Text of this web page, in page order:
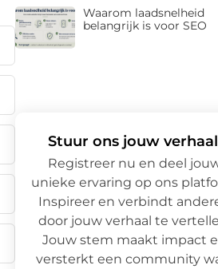
Waarom laadsnelheid
belangrijk is voor SEO
Stuur ons jouw
Registreer nu en deel
unieke ervaring op ons
Inspireer en verbindt
door jouw verhaal te
Jouw stem maakt impact
versterkt een community